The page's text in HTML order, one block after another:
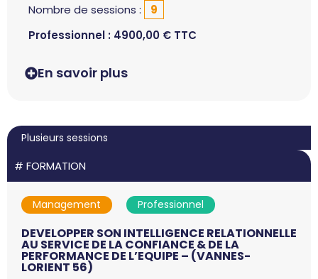
Nombre de sessions :
9
Professionnel : 4900,00 € TTC
En savoir plus
Plusieurs sessions
# FORMATION
Management Professionnel
DEVELOPPER SON INTELLIGENCE RELATIONNELLE
AU SERVICE DE LA CONFIANCE & DE LA
PERFORMANCE DE L’EQUIPE – (VANNES-
LORIENT 56)